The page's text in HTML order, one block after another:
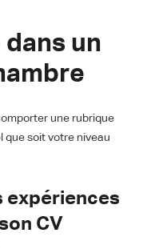
un
une rubrique
que soit votre niveau
expériences
CV